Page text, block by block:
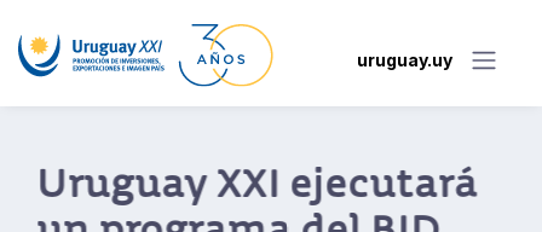
uruguay.uy
Nuevo portal facilita a